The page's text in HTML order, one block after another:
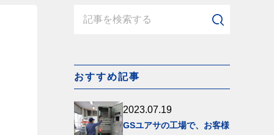
快適を⽀えるメンテナ
おすすめ記事
2023.07.19
GSユアサの工場で、お客様